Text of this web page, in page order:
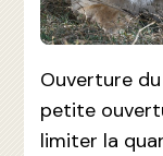
Ouverture
petite
limiter la